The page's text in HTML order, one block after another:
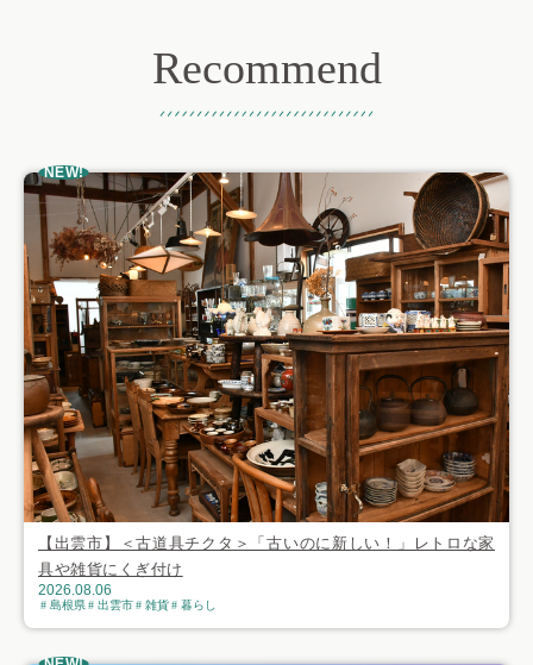
Recommend
NEW!
【出雲市】＜古道具チクタ＞「古いのに新しい！」レトロな家
具や雑貨にくぎ付け
2026.08.06
島根県 出雲市 雑貨 暮らし